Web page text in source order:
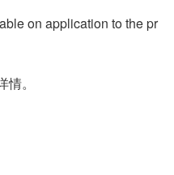
on application to the pr
。